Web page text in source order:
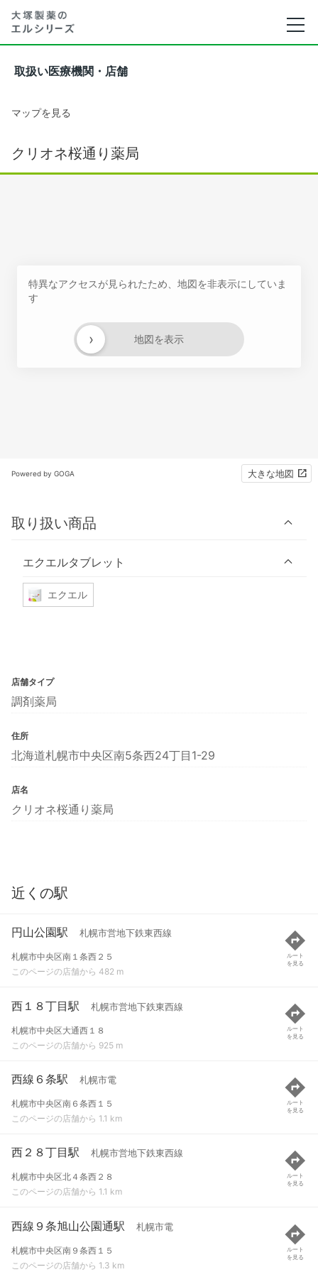
取扱い医療機関・店舗
マップを見る
クリオネ桜通り薬局
特異なアクセスが見られたため、地図を非表示にしていま
す
地図を表示
›
Powered by GOGA 大きな地図
取り扱い商品
エクエルタブレット
エクエル
店舗タイプ
調剤薬局
住所
北海道札幌市中央区南5条西24丁目1-29
店名
クリオネ桜通り薬局
近くの駅
円山公園駅 札幌市営地下鉄東西線
札幌市中央区南１条西２５
このページの店舗から 482 m
ルート
を見る
西１８丁目駅 札幌市営地下鉄東西線
札幌市中央区大通西１８
このページの店舗から 925 m
ルート
を見る
西線６条駅 札幌市電
札幌市中央区南６条西１５
このページの店舗から 1.1 km
ルート
を見る
西２８丁目駅 札幌市営地下鉄東西線
札幌市中央区北４条西２８
このページの店舗から 1.1 km
ルート
を見る
西線９条旭山公園通駅 札幌市電
札幌市中央区南９条西１５
このページの店舗から 1.3 km
ルート
を見る